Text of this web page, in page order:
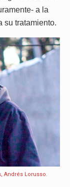
a la
su tratamiento.
Andrés Lorusso.